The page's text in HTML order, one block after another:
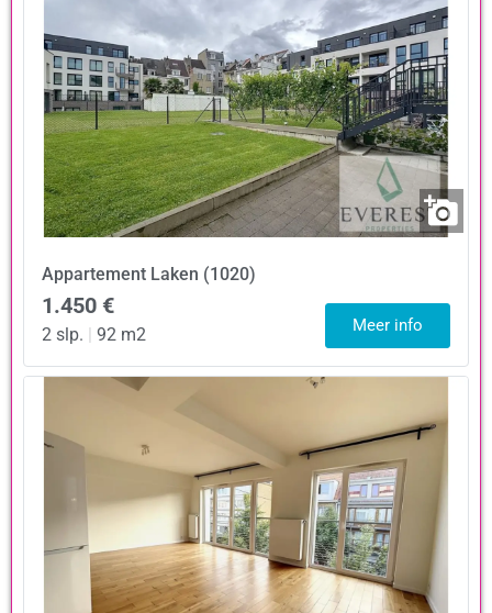
Appartement Laken (1020)
1.450 €
2 slp. 92 m2 Meer info